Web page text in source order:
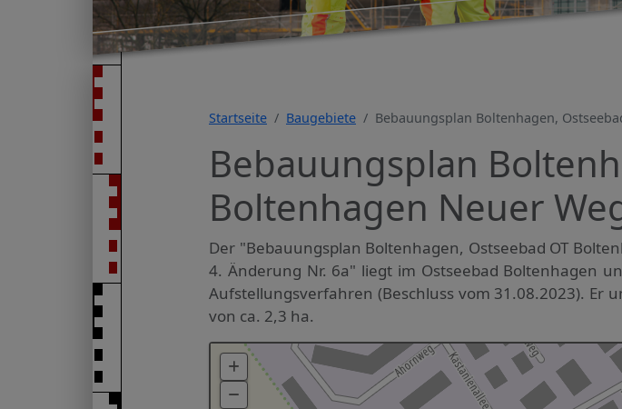
Startseite Baugebiete Bebauungsplan Boltenhagen,
Bebauungsplan
Boltenhagen Neuer
Der "Bebauungsplan Boltenhagen, Ostseebad OT
4. Änderung Nr. 6a" liegt im Ostseebad Boltenhagen
Aufstellungsverfahren (Beschluss vom 31.08.2023). Er
von ca. 2,3 ha.